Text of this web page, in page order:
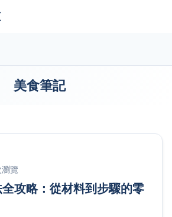
美食筆記
覽
攻略：從材料到步驟的零